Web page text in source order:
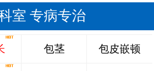
室 专病专治
包茎 包皮嵌顿